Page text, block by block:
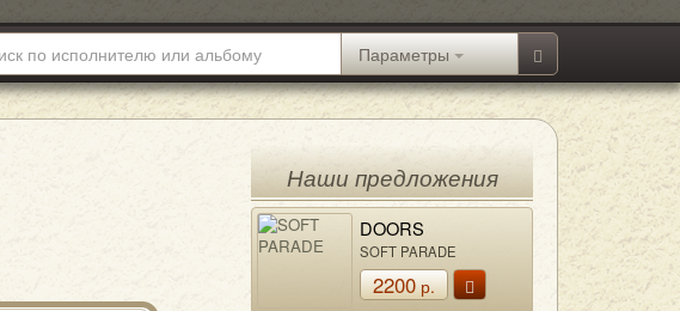
Параметры
Наши предложения
DOORS
SOFT PARADE
2200р.